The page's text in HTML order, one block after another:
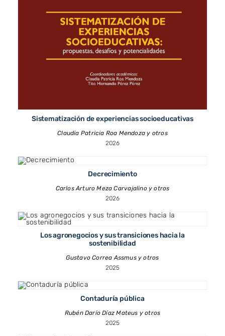
Sistematización de experiencias socioeducativas
Claudia Patricia Roa Mendoza y otros
2026
Decrecimiento
Carlos Arturo Meza Carvajalino y otros
2026
Los agronegocios y sus transiciones hacia la
sostenibilidad
Gustavo Correa Assmus y otros
2025
Contaduría pública
Rubén Darío Díaz Mateus y otros
2025